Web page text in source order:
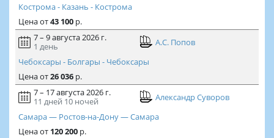
Кострома - Казань - Кострома
Ценаот43 100р.
7 – 9 августа 2026 г.
1 день
А.С. Попов
Чебоксары - Болгары - Чебоксары
Ценаот26 036р.
7 – 17 августа 2026 г.
11 дней 10 ночей
Александр Суворов
Самара — Ростов-на-Дону — Самара
Ценаот 120 200р.